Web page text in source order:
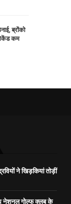
ब्रोंको
कम
ने खिड़कियां तोड़ीं
नेशनल गोल्फ क्लब के